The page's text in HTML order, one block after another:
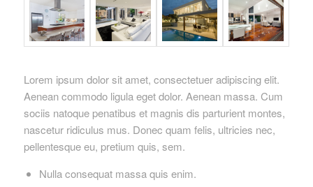
Lorem ipsum dolor sit amet, consectetuer adipiscing elit.
Aenean commodo ligula eget dolor. Aenean massa. Cum
sociis natoque penatibus et magnis dis parturient montes,
nascetur ridiculus mus. Donec quam felis, ultricies nec,
pellentesque eu, pretium quis, sem.
Nulla consequat massa quis enim.